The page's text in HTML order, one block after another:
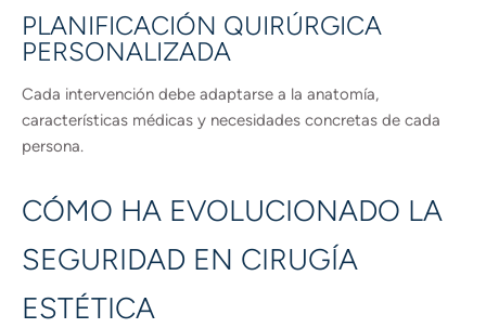
PLANIFICACIÓN QUIRÚRGICA
PERSONALIZADA
Cada intervención debe adaptarse a la anatomía,
características médicas y necesidades concretas de cada
persona.
CÓMO HA EVOLUCIONADO LA
SEGURIDAD EN CIRUGÍA
ESTÉTICA